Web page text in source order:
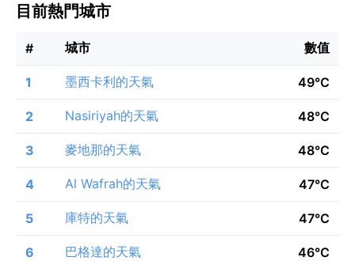
目前熱門城市
# 城市 數值
1 墨西卡利的天氣 49°C
2 Nasiriyah的天氣 48°C
3 麥地那的天氣 48°C
4 Al Wafrah的天氣 47°C
5 庫特的天氣 47°C
6 巴格達的天氣 46°C